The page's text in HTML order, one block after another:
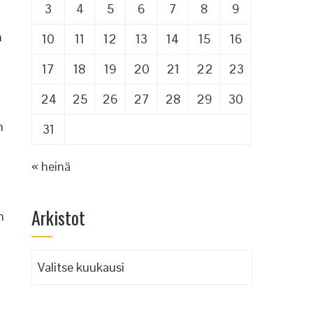
3
4 5 6 7 8
9
10
11 12 13 14 15
16
17
18 19 20 21 22
23
24
25 26 27 28 29
30
31
« heinä
Arkistot
Arkistot